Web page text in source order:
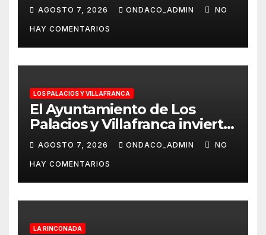
AGOSTO 7, 2026 ONDACO_ADMIN NO
HAY COMENTARIOS
LOS PALACIOS Y VILLAFRANCA
El Ayuntamiento de Los
Palacios y Villafranca invierte
más de 560.000 euros en la
mejora Pista de Atletismo
Rafael Curado Tejero con
nueva iluminación y la
colocación de césped
AGOSTO 7, 2026 ONDACO_ADMIN NO
HAY COMENTARIOS
LA RINCONADA